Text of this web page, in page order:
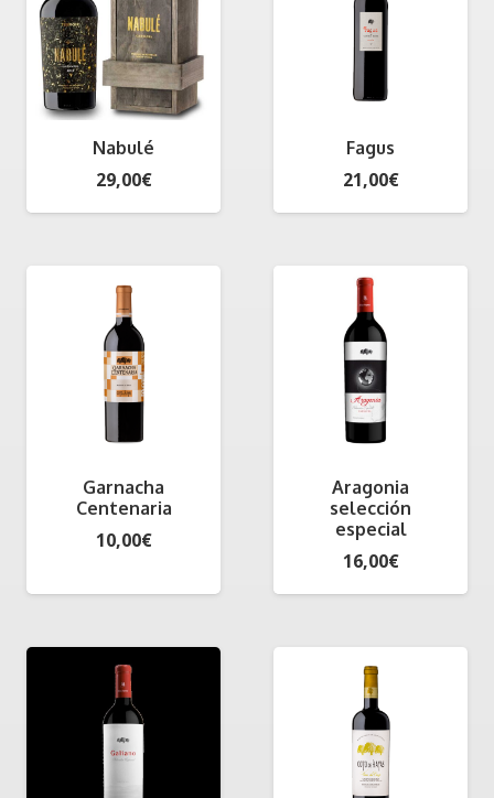
Nabulé
29,00€
Fagus
21,00€
Garnacha
Centenaria
10,00€
Aragonia
selección
especial
16,00€